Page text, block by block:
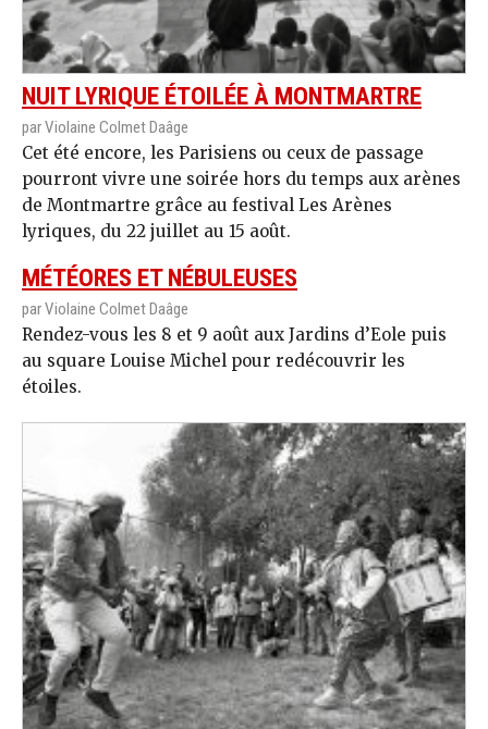
NUIT LYRIQUE ÉTOILÉE À MONTMARTRE
par Violaine Colmet Daâge
Cet été encore, les Parisiens ou ceux de passage
pourront vivre une soirée hors du temps aux arènes
de Montmartre grâce au festival Les Arènes
lyriques, du 22 juillet au 15 août.
MÉTÉORES ET NÉBULEUSES
par Violaine Colmet Daâge
Rendez-vous les 8 et 9 août aux Jardins d’Eole puis
au square Louise Michel pour redécouvrir les
étoiles.